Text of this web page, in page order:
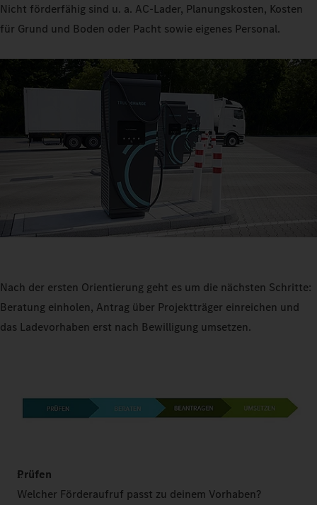
Nicht förderfähig sind u. a. AC-Lader, Planungskosten, Kosten
für Grund und Boden oder Pacht sowie eigenes Personal.
Nach der ersten Orientierung geht es um die nächsten Schritte:
Beratung einholen, Antrag über Projektträger einreichen und
das Ladevorhaben erst nach Bewilligung umsetzen.
Prüfen
Welcher Förderaufruf passt zu deinem Vorhaben?